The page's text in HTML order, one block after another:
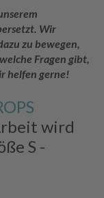
Wir
zu bewegen,
Fragen gibt,
helfen gerne!
wird
S -